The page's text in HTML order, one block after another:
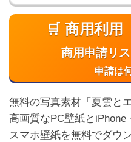
🛒 商用利用
商用申請リ
申請は
無料の写真素材「夏雲と
高画質なPC壁紙と
スマホ壁紙を無料でダウ